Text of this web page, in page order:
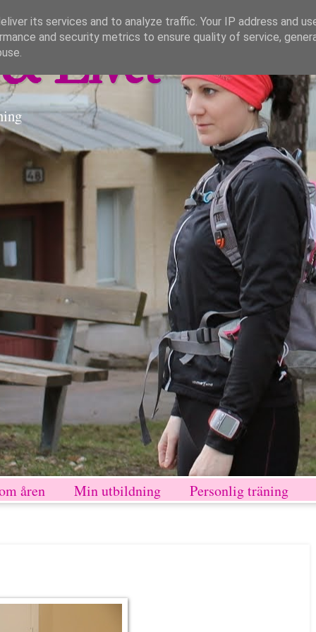
Livet
åren Min utbildning Personlig träning
its services and to analyze traffic. Your IP address and
and security metrics to ensure quality of service,